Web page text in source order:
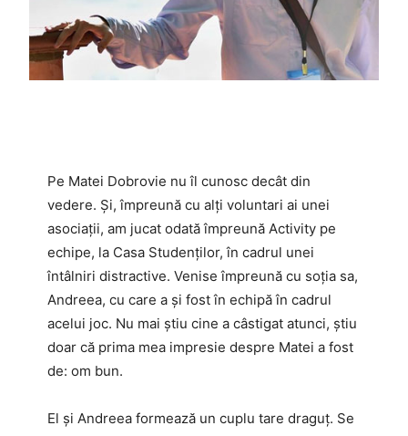
Pe Matei Dobrovie nu îl cunosc decât din
vedere. Şi, împreună cu alţi voluntari ai unei
asociaţii, am jucat odată împreună Activity pe
echipe, la Casa Studenţilor, în cadrul unei
întâlniri distractive. Venise împreună cu soţia sa,
Andreea, cu care a şi fost în echipă în cadrul
acelui joc. Nu mai ştiu cine a câstigat atunci, ştiu
doar că prima mea impresie despre Matei a fost
de: om bun.
El şi Andreea formează un cuplu tare draguţ. Se